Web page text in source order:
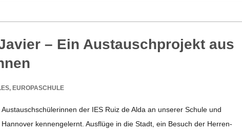
– Ein Aus­tausch­pro­jekt aus
, EUROPASCHULE
der IES Ruiz de Alda an unse­rer Schule und
ken­nen­ge­lernt. Aus­flüge in die Stadt, ein Besuch der Her­ren­